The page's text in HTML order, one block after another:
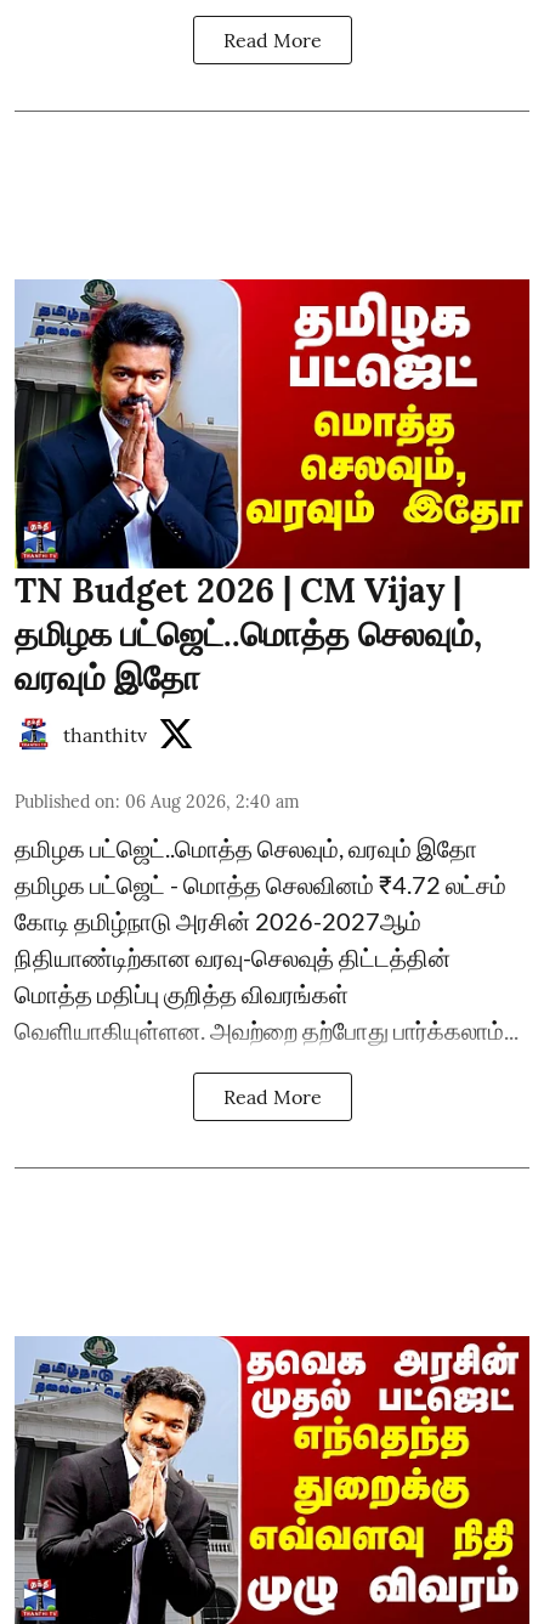
Read More
TN Budget 2026 | CM Vijay |
தமிழக பட்ஜெட்..மொத்த செலவும்,
வரவும் இதோ
thanthitv
Published on: 06 Aug 2026, 2:40 am
தமிழக பட்ஜெட்..மொத்த செலவும், வரவும் இதோ
தமிழக பட்ஜெட் - மொத்த செலவினம் ₹4.72 லட்சம்
கோடி தமிழ்நாடு அரசின் 2026-2027ஆம்
நிதியாண்டிற்கான வரவு-செலவுத் திட்டத்தின்
மொத்த மதிப்பு குறித்த விவரங்கள்
வெளியாகியுள்ளன. அவற்றை தற்போது பார்க்கலாம்...
Read More